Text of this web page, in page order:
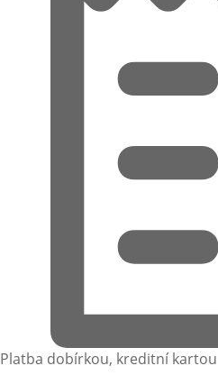
Platba dobírkou, kreditní kartou